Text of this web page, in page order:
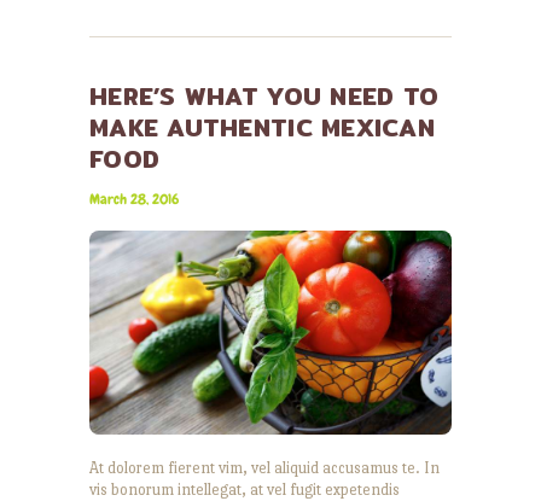
HERE’S WHAT YOU NEED TO
MAKE AUTHENTIC MEXICAN
FOOD
March 28, 2016
At dolorem fierent vim, vel aliquid accusamus te. In
vis bonorum intellegat, at vel fugit expetendis